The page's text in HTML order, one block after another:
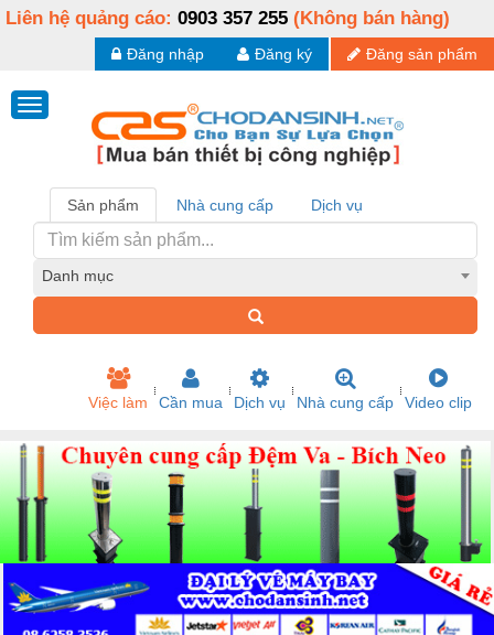
Liên hệ quảng cáo: 0903 357 255 (Không bán hàng)
Đăng sản phẩm
Đăng ký
Đăng nhập
Sản phẩm Nhà cung cấp Dịch vụ
Danh mục
Việc làm Cần mua Dịch vụ Nhà cung cấp Video clip